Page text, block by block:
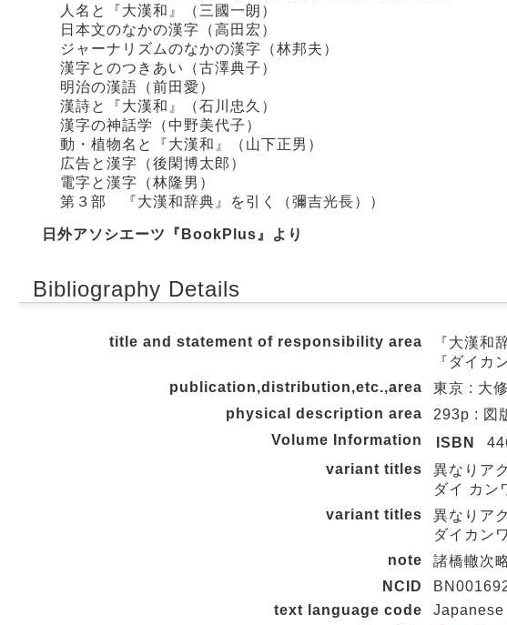
人名と『大漢和』（三國一朗）
日本文のなかの漢字（高田宏）
ジャーナリズムのなかの漢字（林邦夫）
漢字とのつきあい（古澤典子）
明治の漢語（前田愛）
漢詩と『大漢和』（石川忠久）
漢字の神話学（中野美代子）
動・植物名と『大漢和』（山下正男）
広告と漢字（後閑博太郎）
電字と漢字（林隆男）
第３部 『大漢和辞典』を引く（彌吉光長））
日外アソシエーツ『BookPlus』より
Bibliography Details
title and statement of responsibility area
『大漢和
『ダイカ
publication,distribution,etc.,area
東京 : 大
physical description area
293p : 図
Volume Information
ISBN
variant titles
異なりア
ダイ カン
variant titles
異なりア
ダイカン
note
諸橋轍次
NCID
text language code